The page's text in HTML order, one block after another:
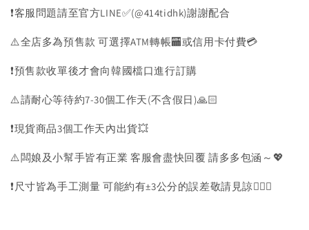
❗️客服問題請至官方LINE✅(@414tidhk)謝謝配合
⚠️全店多為預售款 可選擇ATM轉帳🏧或信用卡付費💳
❗️預售款收單後才會向韓國檔口進行訂購
⚠️請耐心等待約7-30個工作天(不含假日)🙏🏻
❗️現貨商品3個工作天內出貨💥
⚠️闆娘及小幫手皆有正業 客服會盡快回覆 請多多包涵～💖
❗️尺寸皆為手工測量 可能約有±3公分的誤差敬請見諒🙇🏻‍♀️